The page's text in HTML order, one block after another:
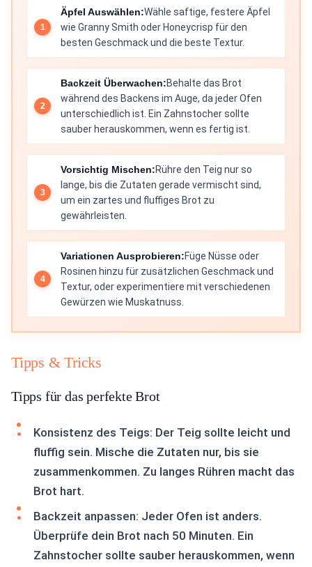
Äpfel Auswählen:Wähle saftige, festere Äpfel
wie Granny Smith oder Honeycrisp für den
besten Geschmack und die beste Textur.
Backzeit Überwachen:Behalte das Brot
während des Backens im Auge, da jeder Ofen
unterschiedlich ist. Ein Zahnstocher sollte
sauber herauskommen, wenn es fertig ist.
Vorsichtig Mischen:Rühre den Teig nur so
lange, bis die Zutaten gerade vermischt sind,
um ein zartes und fluffiges Brot zu
gewährleisten.
Variationen Ausprobieren:Füge Nüsse oder
Rosinen hinzu für zusätzlichen Geschmack und
Textur, oder experimentiere mit verschiedenen
Gewürzen wie Muskatnuss.
Tipps & Tricks
Tipps für das perfekte Brot
Konsistenz des Teigs: Der Teig sollte leicht und
fluffig sein. Mische die Zutaten nur, bis sie
zusammenkommen. Zu langes Rühren macht das
Brot hart.
Backzeit anpassen: Jeder Ofen ist anders.
Überprüfe dein Brot nach 50 Minuten. Ein
Zahnstocher sollte sauber herauskommen, wenn